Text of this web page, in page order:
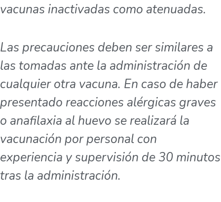
vacunas inactivadas como atenuadas.
Las precauciones deben ser similares a
las tomadas ante la administración de
cualquier otra vacuna. En caso de haber
presentado reacciones alérgicas graves
o anafilaxia al huevo se realizará la
vacunación por personal con
experiencia y supervisión de 30 minutos
tras la administración.